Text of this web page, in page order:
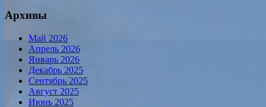
Архивы
Май 2026
Апрель 2026
Январь 2026
Декабрь 2025
Сентябрь 2025
Август 2025
Июнь 2025